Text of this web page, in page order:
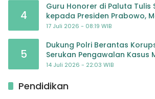
4
Guru Honorer di Paluta Tulis
kepada Presiden Prabowo,
atas Dugaan Kriminalisasi
17 Juli 2026 - 08:19 WIB
5
Dukung Polri Berantas
Serukan Pengawalan Kasus
Jampidsus hingga Tuntas
14 Juli 2026 - 22:03 WIB
Pendidikan